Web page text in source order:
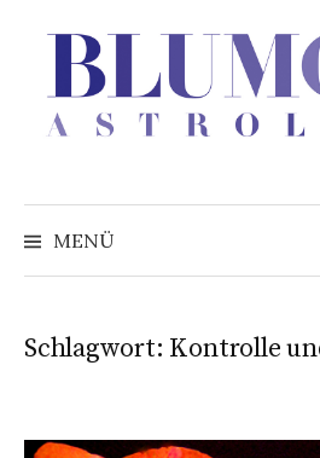
überspringen
MENÜ
Schlagwort: Kontrolle